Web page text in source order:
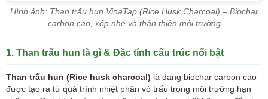
Hình ảnh: Than trấu hun VinaTap (Rice Husk Charcoal) – Biochar
carbon cao, xốp nhẹ và thân thiện môi trường
1. Than trấu hun là gì & Đặc tính cấu trúc nổi bật
Than trấu hun (Rice husk charcoal) là dạng biochar carbon cao
được tạo ra từ quá trình nhiệt phân vỏ trấu trong môi trường hạn